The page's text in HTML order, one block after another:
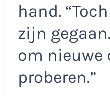
hand.
zijn
om nieuwe
proberen.”